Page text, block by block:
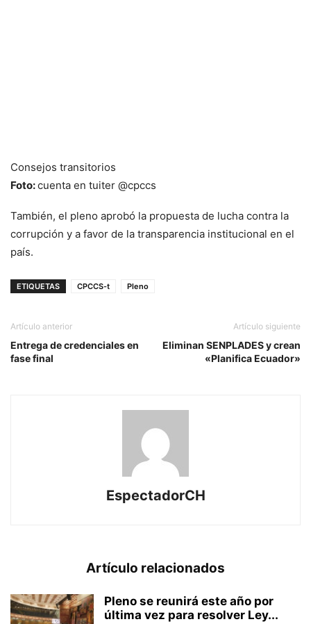
Consejos transitorios
Foto:cuenta en tuiter @cpccs
También, el pleno aprobó la propuesta de lucha contra la
corrupción y a favor de la transparencia institucional en el
país.
ETIQUETAS CPCCS-t Pleno
Artículo anterior
Entrega de credenciales en
fase final
Artículo siguiente
Eliminan SENPLADES y crean
«Planifica Ecuador»
EspectadorCH
Artículo relacionados
Pleno se reunirá este año por
última vez para resolver Ley...